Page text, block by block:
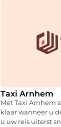
Taxi Arnhem
Met Taxi Arnhem
klaar wanneer u
u uw reis uiterst